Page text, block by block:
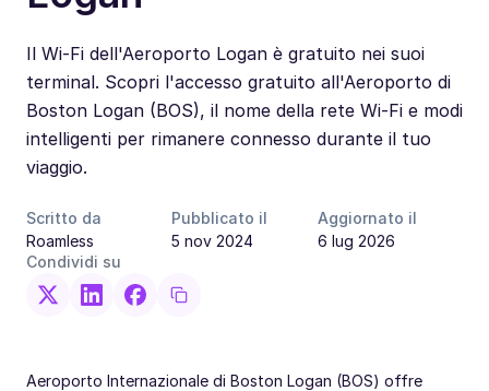
Il Wi-Fi dell'Aeroporto Logan è gratuito nei suoi
terminal. Scopri l'accesso gratuito all'Aeroporto di
Boston Logan (BOS), il nome della rete Wi-Fi e modi
intelligenti per rimanere connesso durante il tuo
viaggio.
Scritto da
Roamless
Pubblicato il
5 nov 2024
Aggiornato il
6 lug 2026
Condividi su
Aeroporto Internazionale di Boston Logan (BOS) offre